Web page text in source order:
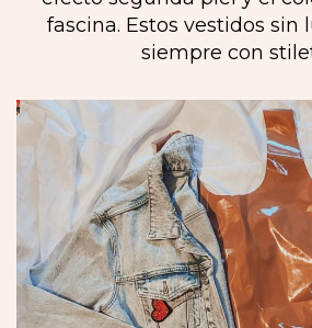
fascina. Estos vestidos sin
siempre con